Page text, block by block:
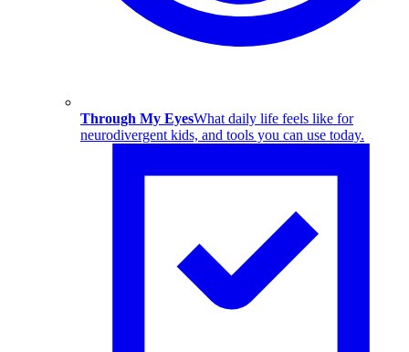
Through My EyesWhat daily life feels like for
neurodivergent kids, and tools you can use today.